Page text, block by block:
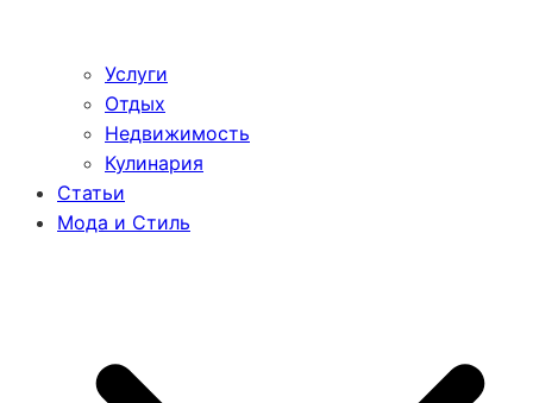
Услуги
Отдых
Недвижимость
Кулинария
Статьи
Мода и Стиль